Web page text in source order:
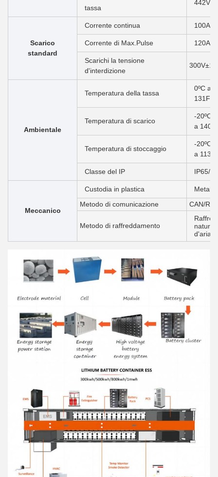
tassa
Scarico
standard
Corrente continua 100A
Corrente di Max.Pulse 120A (
Scarichi la tensione
d'interdizione
300V±1V
Ambientale
Temperatura della tassa
0ºC ad
131F)
Temperatura di scarico
-20ºC
a
Temperatura di stoccaggio
-20ºC
a
Classe del IP IP65/
Meccanico
Custodia in plastica
Metallo
Metodo di comunicazione
CAN/
Metodo di raffreddamento
d'aria